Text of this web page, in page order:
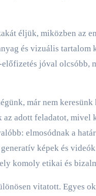
éljük, miközben az
és vizuális tartalom
jóval olcsóbb,
már nem
adott feladatot, mivel
elmosódnak a
képek és
komoly etikai és
vitatott. Egyes